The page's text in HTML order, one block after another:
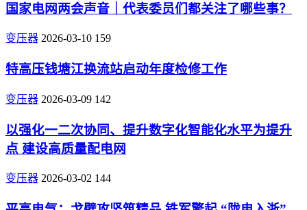
国家电网两会声音｜代表委员们都关注了哪些事？
变压器 2026-03-10 159
特高压钱塘江换流站启动年度检修工作
变压器 2026-03-09 142
以强化一二次协同、提升数字化智能化水平为提升
点 建设高质量配电网
变压器 2026-03-02 144